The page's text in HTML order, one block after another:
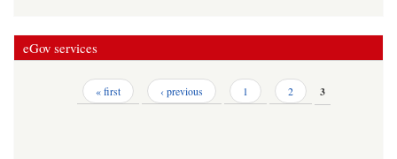
eGov services
« first ‹ previous 1 2 3